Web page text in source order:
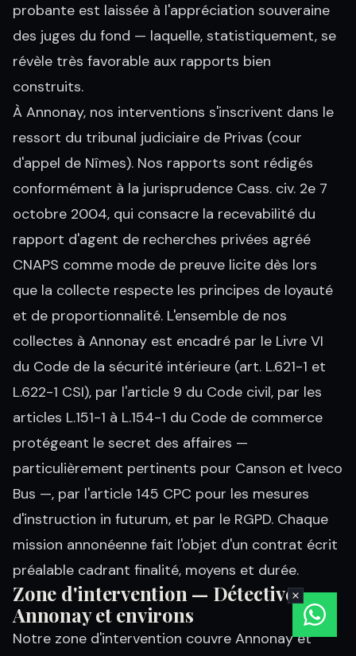
probante est laissée à l'appréciation souveraine
des juges du fond — laquelle, statistiquement, se
révèle très favorable aux rapports bien
construits.
À Annonay, nos interventions s'inscrivent dans le
ressort du tribunal judiciaire de Privas (cour
d'appel de Nîmes). Nos rapports sont rédigés
conformément à la jurisprudence Cass. civ. 2e 7
octobre 2004, qui consacre la recevabilité du
rapport d'agent de recherches privées agréé
CNAPS comme mode de preuve licite dès lors
que la collecte respecte les principes de loyauté
et de proportionnalité. L'ensemble de nos
collectes à Annonay est encadré par le Livre VI
du Code de la sécurité intérieure (art. L.621-1 et
L.622-1 CSI), par l'article 9 du Code civil, par les
articles L.151-1 à L.154-1 du Code de commerce
protégeant le secret des affaires —
particulièrement pertinents pour Canson et Iveco
Bus —, par l'article 145 CPC pour les mesures
d'instruction in futurum, et par le RGPD. Chaque
mission annonéenne fait l'objet d'un contrat écrit
préalable cadrant finalité, moyens et durée.
Zone d'intervention — Détective
Annonay et environs
Notre zone d'intervention couvre Annonay et